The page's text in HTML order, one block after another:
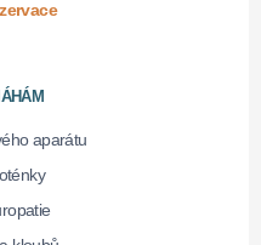
aparátu